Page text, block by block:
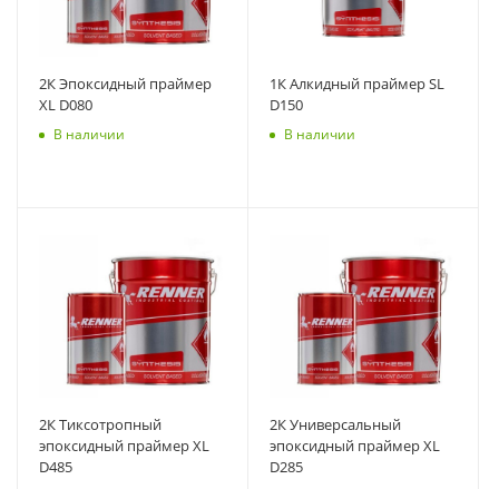
2К Эпоксидный праймер
XL D080
В наличии
1К Алкидный праймер SL
D150
В наличии
2К Тиксотропный
эпоксидный праймер XL
D485
2К Универсальный
эпоксидный праймер XL
D285